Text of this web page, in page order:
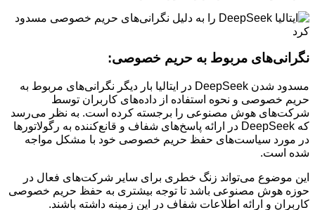
نگرانی‌های مربوط به حریم خصوصی:
مسدود شدن DeepSeek در ایتالیا بار دیگر نگرانی‌های مربوط به
حریم خصوصی و نحوه استفاده از داده‌های کاربران توسط
شرکت‌های هوش مصنوعی را برجسته کرده است. به نظر می‌رسد
که DeepSeek در ارائه پاسخ‌های شفاف و قانع‌کننده به رگولاتورها
در مورد سیاست‌های حفظ حریم خصوصی خود با مشکل مواجه
شده است.
این موضوع می‌تواند زنگ خطری برای سایر شرکت‌های فعال در
حوزه هوش مصنوعی باشد تا توجه بیشتری به حفظ حریم خصوصی
کاربران و ارائه اطلاعات شفاف در این زمینه داشته باشند.